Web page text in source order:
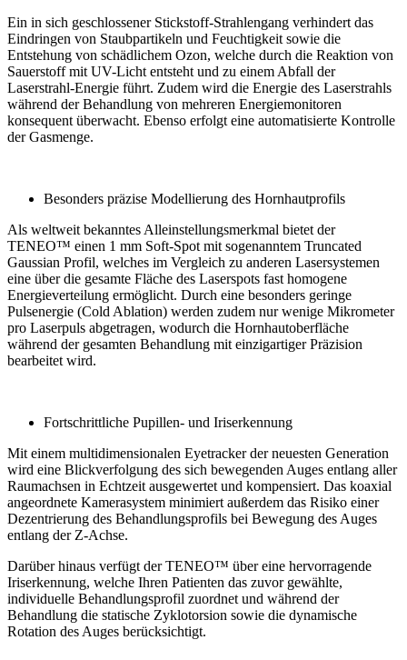
Ein in sich geschlossener Stickstoff-Strahlengang verhindert das
Eindringen von Staubpartikeln und Feuchtigkeit sowie die
Entstehung von schädlichem Ozon, welche durch die Reaktion von
Sauerstoff mit UV-Licht entsteht und zu einem Abfall der
Laserstrahl-Energie führt. Zudem wird die Energie des Laserstrahls
während der Behandlung von mehreren Energiemonitoren
konsequent überwacht. Ebenso erfolgt eine automatisierte Kontrolle
der Gasmenge.
Besonders präzise Modellierung des Hornhautprofils
Als weltweit bekanntes Alleinstellungsmerkmal bietet der
TENEO™ einen 1 mm Soft-Spot mit sogenanntem Truncated
Gaussian Profil, welches im Vergleich zu anderen Lasersystemen
eine über die gesamte Fläche des Laserspots fast homogene
Energieverteilung ermöglicht. Durch eine besonders geringe
Pulsenergie (Cold Ablation) werden zudem nur wenige Mikrometer
pro Laserpuls abgetragen, wodurch die Hornhautoberfläche
während der gesamten Behandlung mit einzigartiger Präzision
bearbeitet wird.
Fortschrittliche Pupillen- und Iriserkennung
Mit einem multidimensionalen Eyetracker der neuesten Generation
wird eine Blickverfolgung des sich bewegenden Auges entlang aller
Raumachsen in Echtzeit ausgewertet und kompensiert. Das koaxial
angeordnete Kamerasystem minimiert außerdem das Risiko einer
Dezentrierung des Behandlungsprofils bei Bewegung des Auges
entlang der Z-Achse.
Darüber hinaus verfügt der TENEO™ über eine hervorragende
Iriserkennung, welche Ihren Patienten das zuvor gewählte,
individuelle Behandlungsprofil zuordnet und während der
Behandlung die statische Zyklotorsion sowie die dynamische
Rotation des Auges berücksichtigt.